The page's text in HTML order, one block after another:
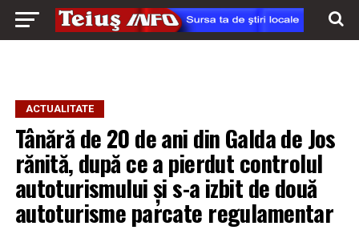
ACTUALITATE
Tânără de 20 de ani din Galda de Jos
rănită, după ce a pierdut controlul
autoturismului și s-a izbit de două
autoturisme parcate regulamentar